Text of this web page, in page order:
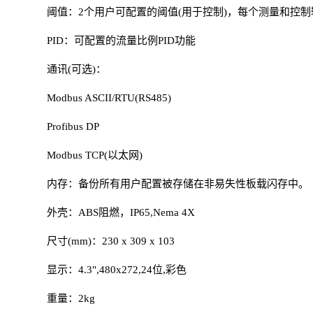
阈值：2个用户可配置的阈值(用于控制)，每个测量和控
PID：可配置的流量比例PID功能
通讯(可选)：
Modbus ASCII/RTU(RS485)
Profibus DP
Modbus TCP(以太网)
内存：备份所有用户配置被存储在非易失性板载闪存中。
外壳：ABS阻燃，IP65,Nema 4X
尺寸(mm)：230 x 309 x 103
显示：4.3",480x272,24位,彩色
重量：2kg